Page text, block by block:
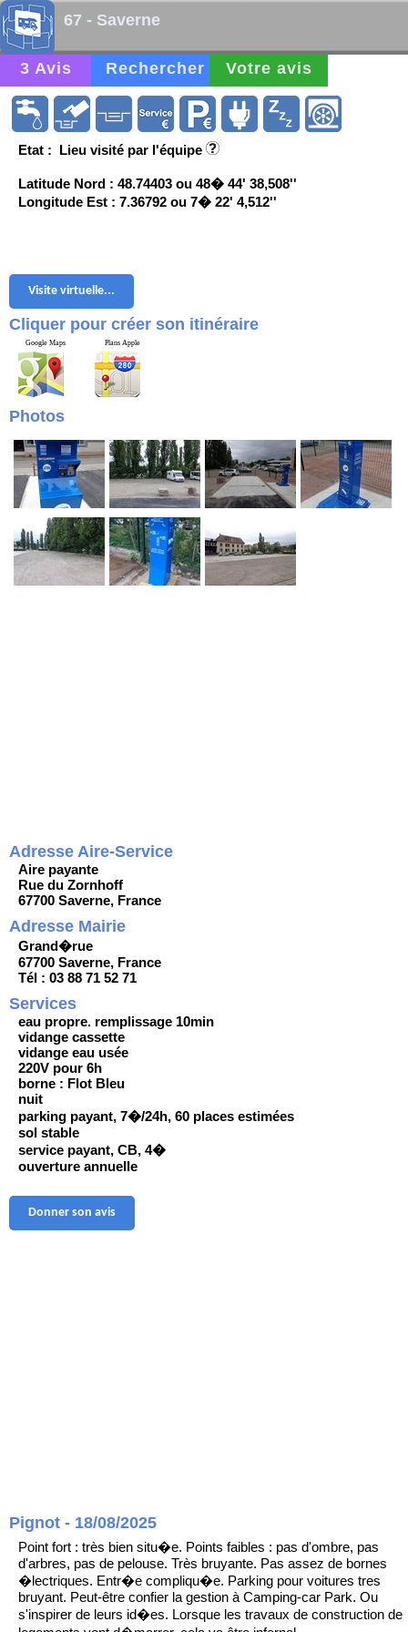
67 - Saverne
3 Avis Rechercher Votre avis
Etat : Lieu visité par l'équipe
Latitude Nord : 48.74403 ou 48� 44' 38,508''
Longitude Est : 7.36792 ou 7� 22' 4,512''
Visite virtuelle...
Cliquer pour créer son itinéraire
Google Maps Plans Apple
Photos
Adresse Aire-Service
Aire payante
Rue du Zornhoff
67700 Saverne, France
Adresse Mairie
Grand�rue
67700 Saverne, France
Tél : 03 88 71 52 71
Services
eau propre. remplissage 10min
vidange cassette
vidange eau usée
220V pour 6h
borne : Flot Bleu
nuit
parking payant, 7�/24h, 60 places estimées
sol stable
service payant, CB, 4�
ouverture annuelle
Donner son avis
Pignot - 18/08/2025
Point fort : très bien situ�e. Points faibles : pas d'ombre, pas
d'arbres, pas de pelouse. Très bruyante. Pas assez de bornes
�lectriques. Entr�e compliqu�e. Parking pour voitures tres
bruyant. Peut-être confier la gestion à Camping-car Park. Ou
s'inspirer de leurs id�es. Lorsque les travaux de construction de